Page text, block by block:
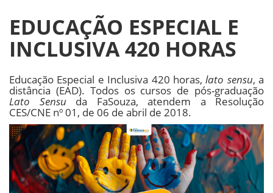
EDUCAÇÃO ESPECIAL E
INCLUSIVA 420 HORAS
Educação Especial e Inclusiva 420 horas,lato sensu, a
distância (EAD). Todos os cursos de pós-graduação
Lato Sensuda FaSouza, atendem a Resolução
CES/CNE nº 01, de 06 de abril de 2018.